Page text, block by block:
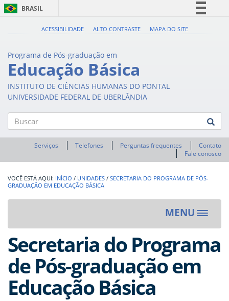
BRASIL
Acesso à informação
Legislação
ACESSIBILIDADE ALTO CONTRASTE MAPA DO SITE
Programa de Pós-graduação em
Educação Básica
INSTITUTO DE CIÊNCIAS HUMANAS DO PONTAL
UNIVERSIDADE FEDERAL DE UBERLÂNDIA
Buscar
Serviços Telefones Perguntas frequentes
Contato
Fale conosco
INÍCIO / UNIDADES / SECRETARIA DO PROGRAMA DE PÓS-
GRADUAÇÃO EM EDUCAÇÃO BÁSICA
MENU
Toggle
Secretaria do Programa
de Pós-graduação em
Educação Básica